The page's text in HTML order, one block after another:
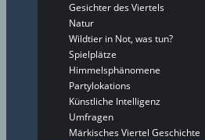
Gesichter des Viertels
Natur
Wildtier in Not, was tun?
Spielplätze
Himmelsphänomene
Partylokations
Künstliche Intelligenz
Umfragen
Märkisches Viertel Geschichte